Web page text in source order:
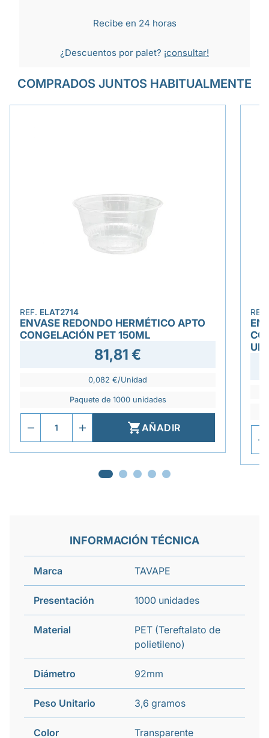
Recibe en 24 horas
¿Descuentos por palet? ¡consultar!
COMPRADOS JUNTOS HABITUALMENTE
REF. ELAT2714
ENVASE REDONDO HERMÉTICO APTO
CONGELACIÓN PET 150ML
81,81 €
0,082 €/Unidad
Paquete de 1000 unidades
AÑADIR
INFORMACIÓN TÉCNICA
Marca TAVAPE
Presentación 1000 unidades
Material
PET (Tereftalato de
polietileno)
Diámetro 92mm
Peso Unitario 3,6 gramos
Color Transparente